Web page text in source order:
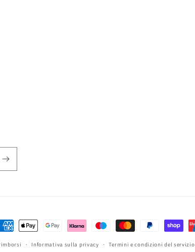
Informativa sulla privacy Termini e condizioni del servizio